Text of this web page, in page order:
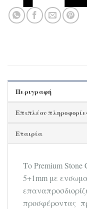
Περιγραφή
Επιπλέον
Εταιρία
Το Premium Stone
5+1mm με
προσφέροντας